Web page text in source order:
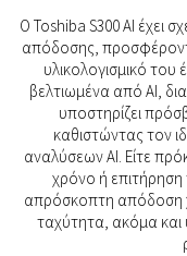
Ο Toshiba S300 AI έχει
απόδοσης,
υλικολογισμικό του
βελτιωμένα από AI,
υποστηρίζει
καθιστώντας τον
αναλύσεων AI. Είτε
χρόνο ή επιτήρηση
απρόσκοπτη απόδοση
ταχύτητα, ακόμα